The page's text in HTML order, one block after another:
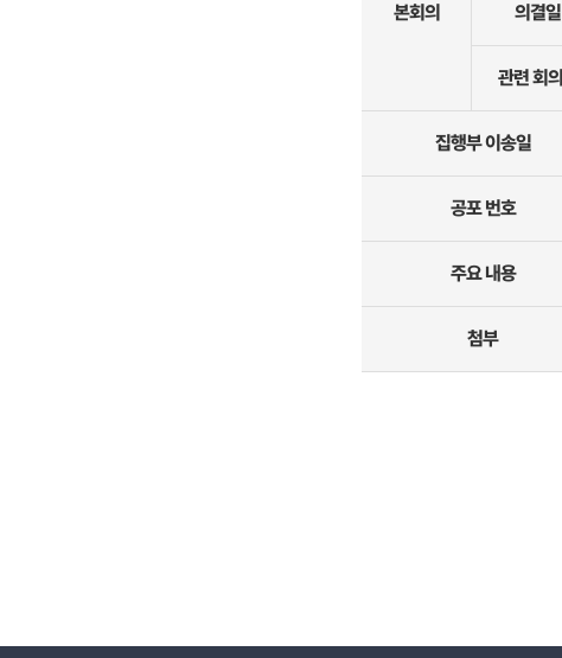
본회의 의결일
관련 회
집행부 이송일
공포 번호
주요 내용
첨부